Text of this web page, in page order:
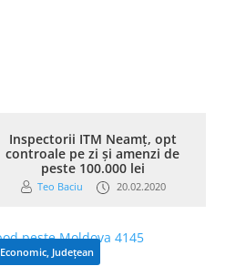
Inspectorii ITM Neamț, opt
controale pe zi și amenzi de
peste 100.000 lei
Teo Baciu 20.02.2020
Economic, Județean